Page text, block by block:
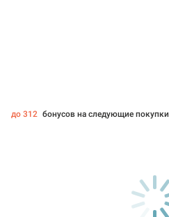
до 312 бонусов на следующие покупки